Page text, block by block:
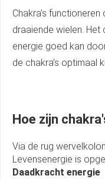
Chakra’s
draaiende wielen.
energie goed kan
de chakra’s optimaal
Hoe zijn
Via de rug
Levensenergie is
Daadkracht energie